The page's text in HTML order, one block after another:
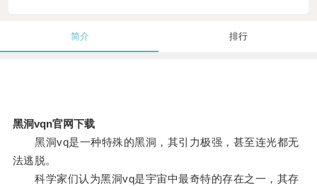
简介 排行
黑洞vqn官网下载
黑洞vq是一种特殊的黑洞，其引力极强，甚至连光都无
法逃脱。
科学家们认为黑洞vq是宇宙中最奇特的存在之一，其存